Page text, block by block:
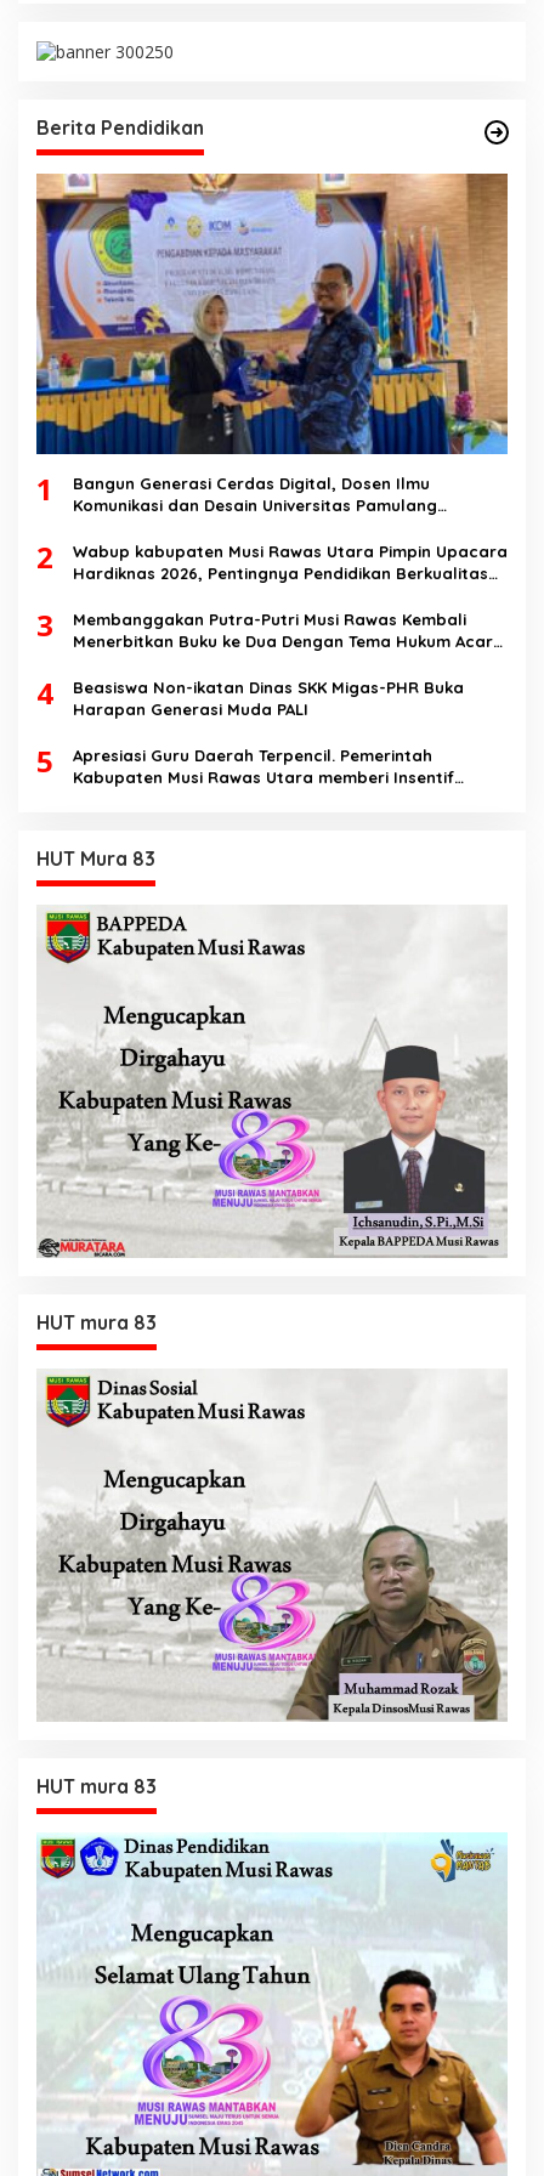
Berita Pendidikan
1
Bangun Generasi Cerdas Digital, Dosen Ilmu
Komunikasi dan Desain Universitas Pamulang
Speech di SMK Ikhlas Jawilan
2
Wabup kabupaten Musi Rawas Utara Pimpin Upacara
Hardiknas 2026, Pentingnya Pendidikan Berkualitas
3
Membanggakan Putra-Putri Musi Rawas Kembali
Menerbitkan Buku ke Dua Dengan Tema Hukum Acara
4
Beasiswa Non-ikatan Dinas SKK Migas-PHR Buka
Harapan Generasi Muda PALI
5
Apresiasi Guru Daerah Terpencil. Pemerintah
Kabupaten Musi Rawas Utara memberi Insentif
HUT Mura 83
HUT mura 83
HUT mura 83